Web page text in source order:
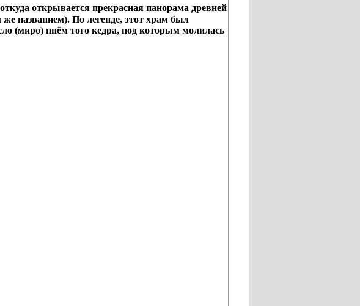
открывается прекрасная панорама древней
названием). По легенде, этот храм был
(миро) пнём того кедра, под которым молилась